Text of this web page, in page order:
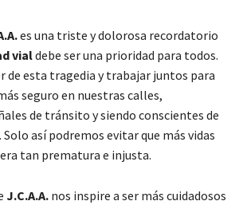
es una triste y dolorosa recordatorio
vialdebe ser una prioridad para todos.
de esta tragedia y trabajar juntos para
seguro en nuestras calles,
de tránsito y siendo conscientes de
así podremos evitar que más vidas
tan prematura e injusta.
J.C.A.A. nos inspire a ser más cuidadosos